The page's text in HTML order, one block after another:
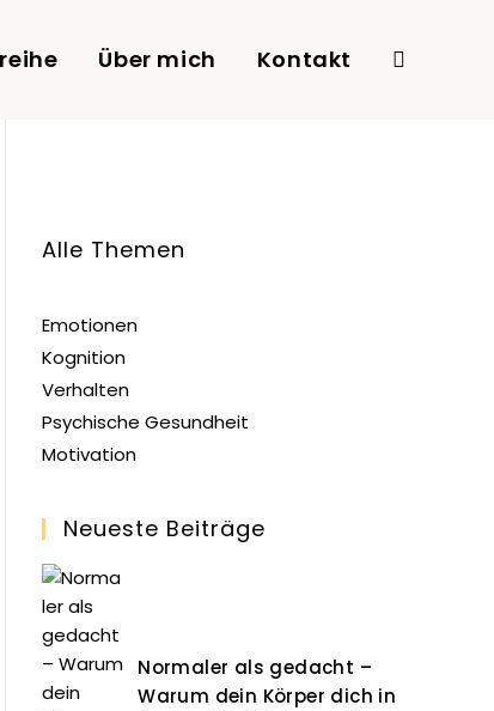
Über mich Kontakt Website-
Alle Themen
Emotionen
Kognition
Verhalten
Psychische Gesundheit
Motivation
Neueste Beiträge
Normaler als gedacht –
Warum dein Körper dich in